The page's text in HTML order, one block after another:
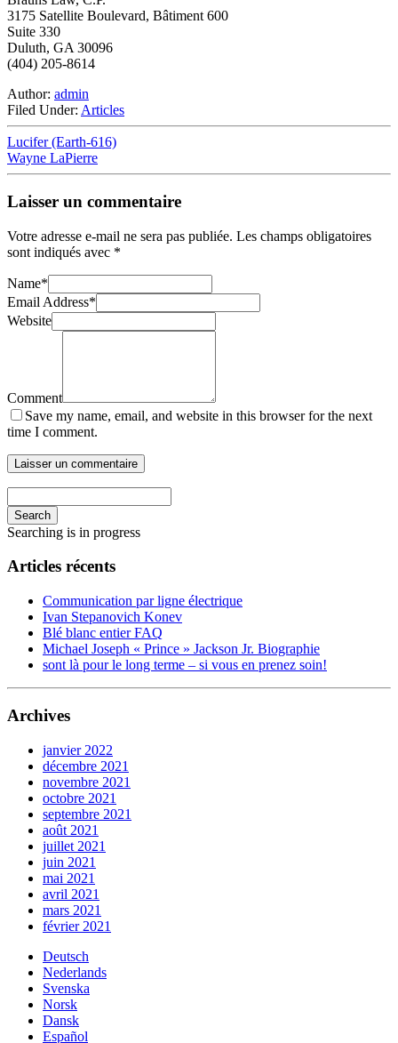
3175 Satellite Boulevard, Bâtiment 600
Suite 330
Duluth, GA 30096
(404) 205-8614
Author: admin
Filed Under: Articles
Lucifer (Earth-616)
Wayne LaPierre
Laisser un commentaire
Votre adresse e-mail ne sera pas publiée. Les champs obligatoires
sont indiqués avec *
Name*
Email Address*
Website
Comment
Save my name, email, and website in this browser for the next
time I comment.
Search
Searching is in progress
Articles récents
Communication par ligne électrique
Ivan Stepanovich Konev
Blé blanc entier FAQ
Michael Joseph « Prince » Jackson Jr. Biographie
sont là pour le long terme – si vous en prenez soin!
Archives
janvier 2022
décembre 2021
novembre 2021
octobre 2021
septembre 2021
août 2021
juillet 2021
juin 2021
mai 2021
avril 2021
mars 2021
février 2021
Deutsch
Nederlands
Svenska
Norsk
Dansk
Español